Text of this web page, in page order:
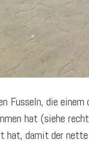
Fusseln, die
hat (siehe
hat, damit der